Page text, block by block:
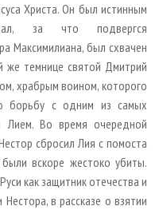
Христа. Он был истинным
за что подвергся
Максимилиана, был схвачен
же темнице святой Дмитрий
храбрым воином, которого
борьбу с одним из самых
Лием. Во время очередной
сбросил Лия с помоста
вскоре жестоко убиты.
как защитник отечества и
в рассказе о взятии